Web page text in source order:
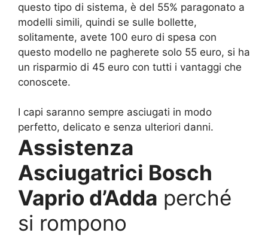
questo tipo di sistema, è del 55% paragonato a
modelli simili, quindi se sulle bollette,
solitamente, avete 100 euro di spesa con
questo modello ne pagherete solo 55 euro, si ha
un risparmio di 45 euro con tutti i vantaggi che
conoscete.
I capi saranno sempre asciugati in modo
perfetto, delicato e senza ulteriori danni.
Assistenza
Asciugatrici Bosch
Vaprio d’Adda perché
si rompono